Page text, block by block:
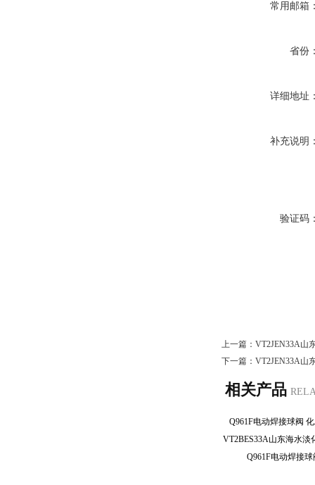
常用邮箱
省份
详细地址
补充说明
验证码
上一篇： VT2JEN33A山
下一篇： VT2JEN33A山
相关产品
Q961F电动焊接球阀
Q961F电动焊接